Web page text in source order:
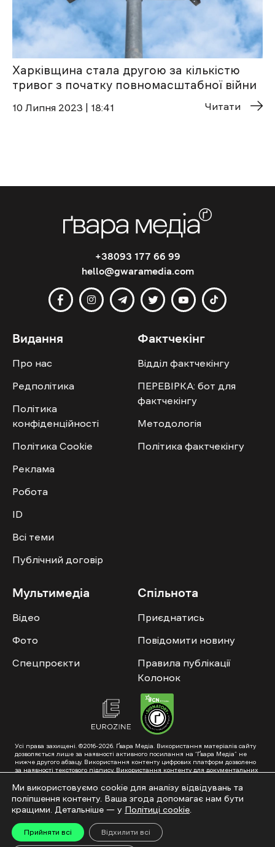
Харківщина стала другою за кількістю
тривог з початку повномасштабної війни
10 Липня 2023 | 18:41 Читати
+38093 177 66 99
hello@gwaramedia.com
Видання
Про нас
Редполітика
Політика
конфіденційності
Політика Cookie
Реклама
Робота
ID
Всі теми
Публічний договір
Фактчекінг
Відділ фактчекінгу
ПЕРЕВІРКА: бот для
фактчекінгу
Методологія
Політика фактчекінгу
Мультимедіа
Відео
Фото
Спецпроєкти
Спільнота
Приєднатись
Повідомити новину
Правила публікації
Колонок
Усі права захищені. ©2016-2026. Ґвара Медіа. Використання матеріалів сайту
дозволяється лише за наявності активного посилання на “Ґвара Медіа” не
нижче другого абзацу. Використання контенту цифрових платформ дозволено
за наявності текстового підпису. Використання контенту для документальних
схвалення від редакції.
Суб’єкт у сфері онлайн-медіа; ідентифікатор медіа – R40-01353. Поштова
адреса: ГО «Ґвара Медіа», 61057, Харків, вул. Гоголя, 14, абонентська скринька
№7400
Підкинь нам тему на пошту – hello@gwaramedia.com
Модернізація сайту:
Ми використовуємо cookie для аналізу відвідувань та
поліпшення контенту. Ваша згода допомагає нам бути
кращими. Детальніше — у Політиці cookie
Прийняти всі Відхилити всі